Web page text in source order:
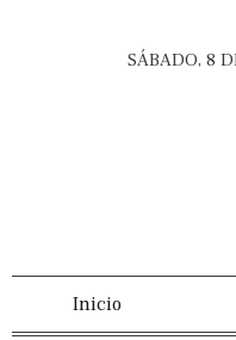
SÁBADO, 8
Inicio